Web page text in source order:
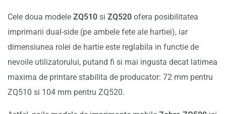
Cele doua modele ZQ510 si ZQ520 ofera posibilitatea
imprimarii dual-side (pe ambele fete ale hartiei), iar
dimensiunea rolei de hartie este reglabila in functie de
nevoile utilizatorului, putand fi si mai ingusta decat latimea
maxima de printare stabilita de producator: 72 mm pentru
ZQ510 si 104 mm pentru ZQ520.